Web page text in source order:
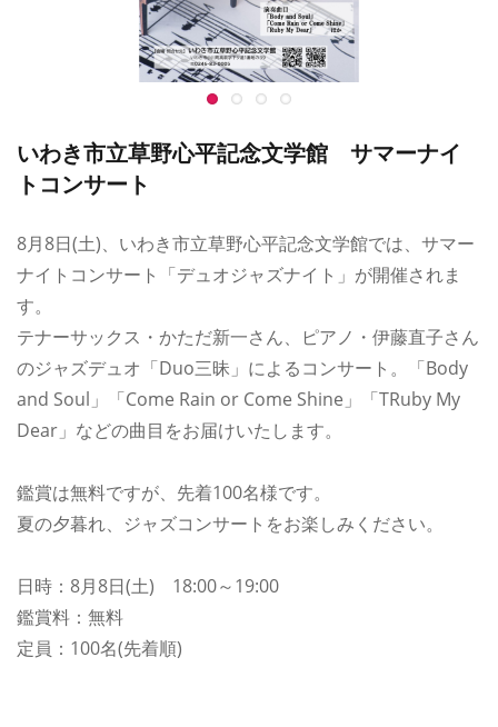
いわき市立草野心平記念文学館 サマーナイ
トコンサート
8月8日(土)、いわき市立草野心平記念文学館では、サマー
ナイトコンサート「デュオジャズナイト」が開催されま
す。
テナーサックス・かただ新一さん、ピアノ・伊藤直子さん
のジャズデュオ「Duo三昧」によるコンサート。「Body
and Soul」「Come Rain or Come Shine」「TRuby My
Dear」などの曲目をお届けいたします。
鑑賞は無料ですが、先着100名様です。
夏の夕暮れ、ジャズコンサートをお楽しみください。
日時：8月8日(土) 18:00～19:00
鑑賞料：無料
定員：100名(先着順)